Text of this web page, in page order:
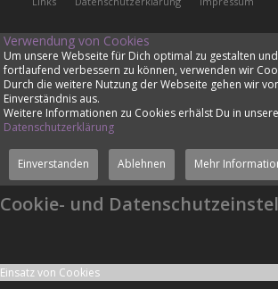
Verwendung von Cookies
Um unsere Webseite für Dich optimal zu gestalten und
fortlaufend verbessern zu können, verwenden wir
Durch die weitere Nutzung der Webseite gehen wir
Einverständnis aus.
Weitere Informationen zu Cookies erhälst Du in
Datenschutzerklärung
Einverstanden Ablehnen Mehr
Cookie- und
Einsatz von Cookies